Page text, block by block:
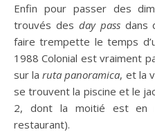
Enfin pour passer des
trouvés des day passdans
faire trempette le temps
1988 Colonial est vraiment
sur laruta panoramica, et la
se trouvent la piscine et le
2, dont la moitié est en
restaurant).